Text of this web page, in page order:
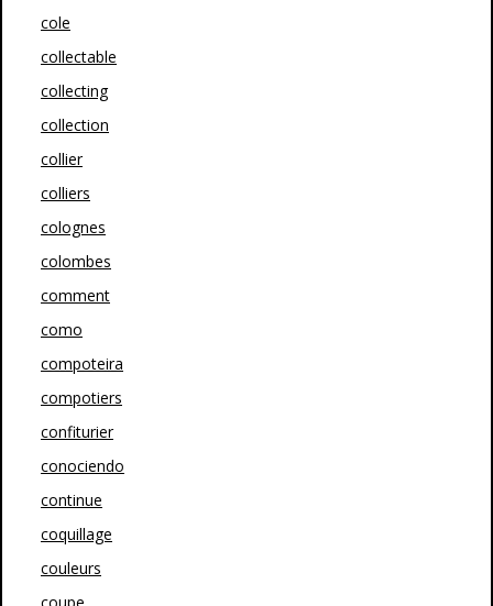
cole
collectable
collecting
collection
collier
colliers
colognes
colombes
comment
como
compoteira
compotiers
confiturier
conociendo
continue
coquillage
couleurs